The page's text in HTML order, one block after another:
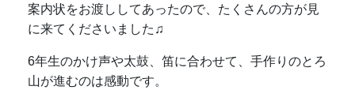
案内状をお渡ししてあったので、たくさんの方が見
に来てくださいました♫
6年生のかけ声や太鼓、笛に合わせて、手作りのとろ
山が進むのは感動です。